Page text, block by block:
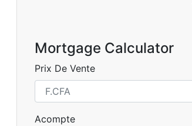
Mortgage Calculator
Prix De Vente
Acompte